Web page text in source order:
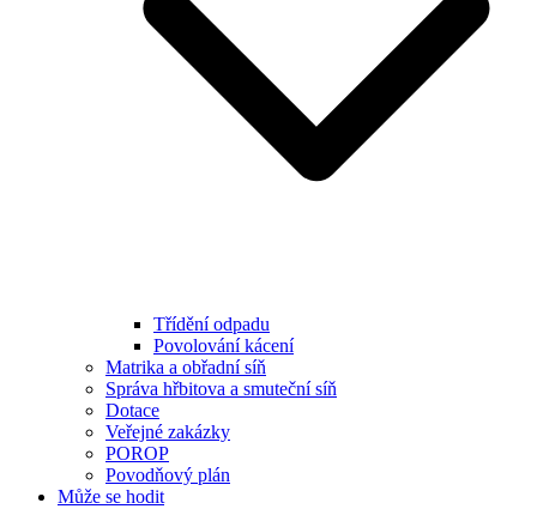
Třídění odpadu
Povolování kácení
Matrika a obřadní síň
Správa hřbitova a smuteční síň
Dotace
Veřejné zakázky
POROP
Povodňový plán
Může se hodit